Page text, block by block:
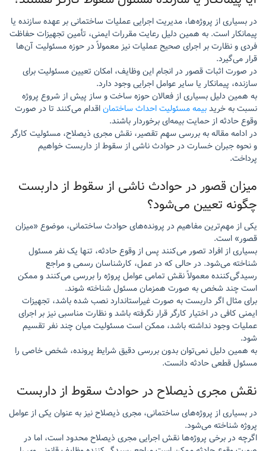
در بسیاری از پروژه‌ها، مدیریت اجرایی عملیات ساختمانی بر عهده سازنده یا
پیمانکار است. به همین دلیل رعایت مقررات ایمنی، تأمین تجهیزات حفاظت
فردی و نظارت بر اجرای صحیح عملیات نیز معمولاً در حوزه مسئولیت آن‌ها
قرار می‌گیرد.
در صورت اثبات قصور در انجام این وظایف، امکان تعیین مسئولیت برای
سازنده، پیمانکار یا سایر عوامل اجرایی وجود دارد.
به همین دلیل بسیاری از فعالان حوزه ساخت و ساز پیش از شروع پروژه
نسبت به خریدبیمه مسئولیت احداث ساختماناقدام می‌کنند تا در صورت
وقوع حادثه از حمایت بیمه‌ای برخوردار باشند.
در ادامه مقاله به بررسی سهم تقصیر، نقش مجری ذیصلاح، مسئولیت کارگر
و نحوه جبران خسارت در حوادث ناشی از سقوط از داربست خواهیم
پرداخت.
میزان قصور در حوادث ناشی از سقوط از داربست
چگونه تعیین می‌شود؟
یکی از مهم‌ترین مفاهیم در پرونده‌های حوادث ساختمانی، موضوع «میزان
قصور» است.
بسیاری از افراد تصور می‌کنند پس از وقوع حادثه، تنها یک نفر مسئول
شناخته می‌شود. در حالی که در عمل، کارشناسان رسمی و مراجع
رسیدگی‌کننده معمولاً نقش تمامی عوامل پروژه را بررسی می‌کنند و ممکن
است چند شخص به صورت همزمان مسئول شناخته شوند.
برای مثال اگر داربست به صورت غیراستاندارد نصب شده باشد، تجهیزات
ایمنی کافی در اختیار کارگر قرار نگرفته باشد و نظارت مناسبی نیز بر اجرای
عملیات وجود نداشته باشد، ممکن است مسئولیت میان چند نفر تقسیم
شود.
به همین دلیل نمی‌توان بدون بررسی دقیق شرایط پرونده، شخص خاصی را
مسئول قطعی حادثه دانست.
نقش مجری ذیصلاح در حوادث سقوط از داربست
در بسیاری از پروژه‌های ساختمانی، مجری ذیصلاح نیز به عنوان یکی از عوامل
پروژه شناخته می‌شود.
اگرچه در برخی پروژه‌ها نقش اجرایی مجری ذیصلاح محدود است، اما در